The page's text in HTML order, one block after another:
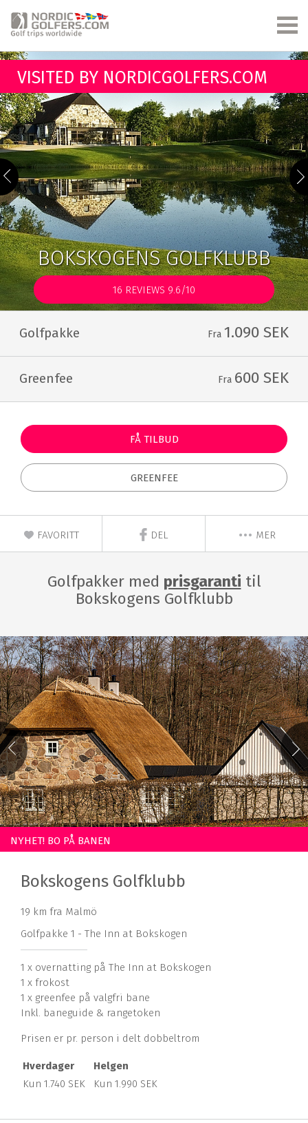
VISITED BY NORDICGOLFERS.COM
BOKSKOGENS GOLFKLUBB
16 REVIEWS 9.6/10
Golfpakke Fra 1.090 SEK
Greenfee Fra 600 SEK
FÅ TILBUD
GREENFEE
FAVORITT DEL MER
Golfpakker med prisgaranti til
Bokskogens Golfklubb
NYHET! BO PÅ BANEN
Bokskogens Golfklubb
19 km fra Malmö
Golfpakke 1 - The Inn at Bokskogen
1 x overnatting på The Inn at Bokskogen
1 x frokost
1 x greenfee på valgfri bane
Inkl. baneguide & rangetoken
Prisen er pr. person i delt dobbeltrom
Hverdager
Helgen
Kun 1.740 SEK
Kun 1.990 SEK